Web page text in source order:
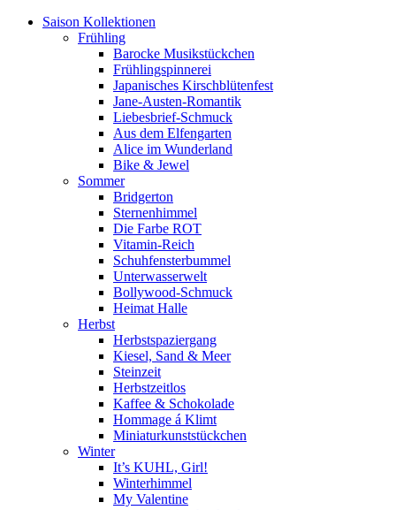
Saison Kollektionen
Frühling
Barocke Musikstückchen
Frühlingspinnerei
Japanisches Kirschblütenfest
Jane-Austen-Romantik
Liebesbrief-Schmuck
Aus dem Elfengarten
Alice im Wunderland
Bike & Jewel
Sommer
Bridgerton
Sternenhimmel
Die Farbe ROT
Vitamin-Reich
Schuhfensterbummel
Unterwasserwelt
Bollywood-Schmuck
Heimat Halle
Herbst
Herbstspaziergang
Kiesel, Sand & Meer
Steinzeit
Herbstzeitlos
Kaffee & Schokolade
Hommage á Klimt
Miniaturkunststückchen
Winter
It’s KUHL, Girl!
Winterhimmel
My Valentine